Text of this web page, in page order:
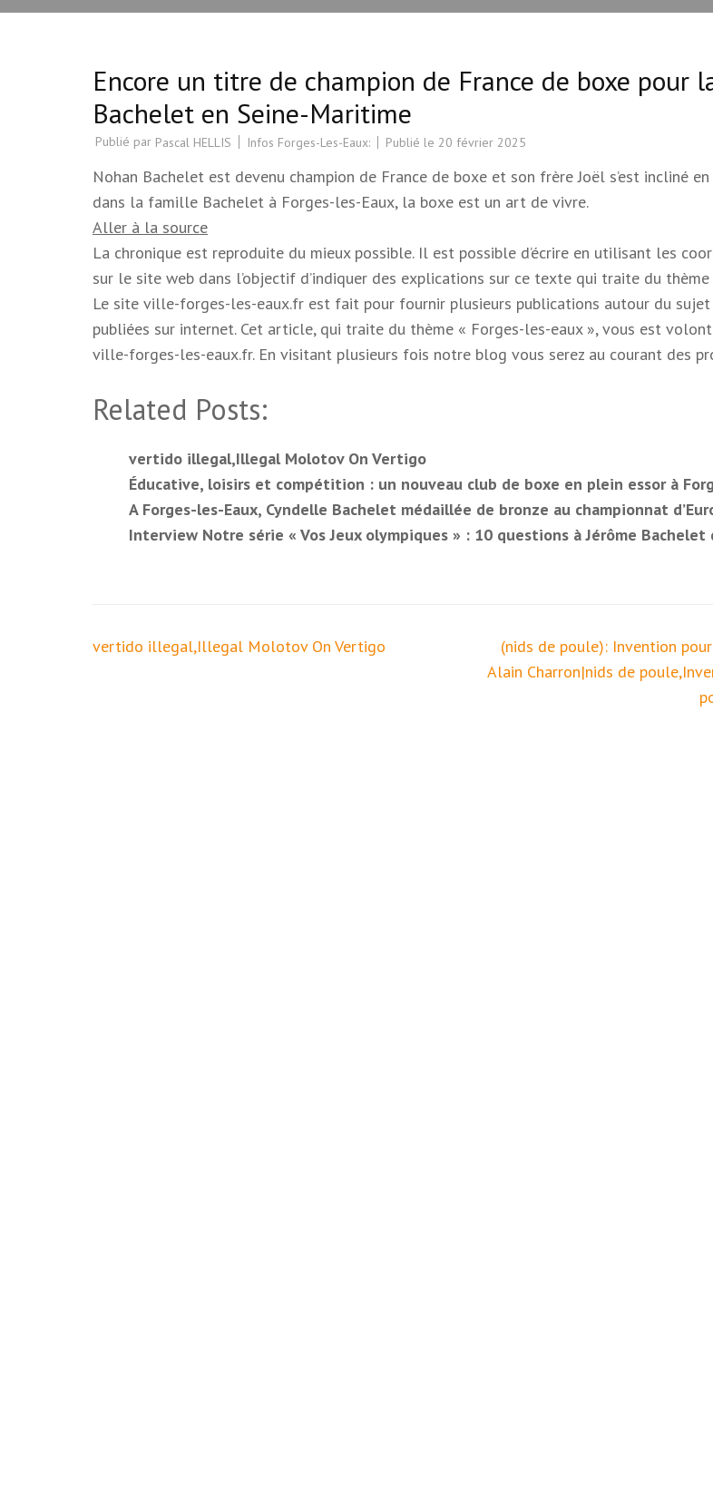
Encore un titre de champion de France de boxe pour
Bachelet en Seine-Maritime
Publié par Pascal HELLIS Infos Forges-Les-Eaux: Publié le 20 février 2025
Nohan Bachelet est devenu champion de France de boxe et son frère Joël s’est incliné
dans la famille Bachelet à Forges-les-Eaux, la boxe est un art de vivre.
Aller à la source
La chronique est reproduite du mieux possible. Il est possible d’écrire en utilisant les
sur le site web dans l’objectif d’indiquer des explications sur ce texte qui traite du thème
Le site ville-forges-les-eaux.fr est fait pour fournir plusieurs publications autour du
publiées sur internet. Cet article, qui traite du thème « Forges-les-eaux », vous est
ville-forges-les-eaux.fr. En visitant plusieurs fois notre blog vous serez au courant des
Related Posts:
vertido illegal,Illegal Molotov On Vertigo
Éducative, loisirs et compétition : un nouveau club de boxe en plein essor à
A Forges-les-Eaux, Cyndelle Bachelet médaillée de bronze au championnat
Interview Notre série « Vos Jeux olympiques » : 10 questions à Jérôme Bachelet
Navigation
vertido illegal,Illegal Molotov On Vertigo
(nids de poule): Invention
Alain Charron|nids de